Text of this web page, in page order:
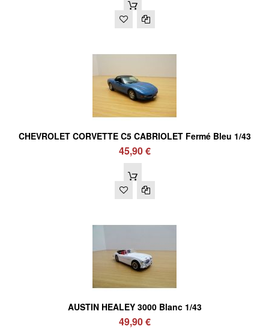
CHEVROLET CORVETTE C5 CABRIOLET Fermé Bleu 1/43
45,90 €
AUSTIN HEALEY 3000 Blanc 1/43
49,90 €